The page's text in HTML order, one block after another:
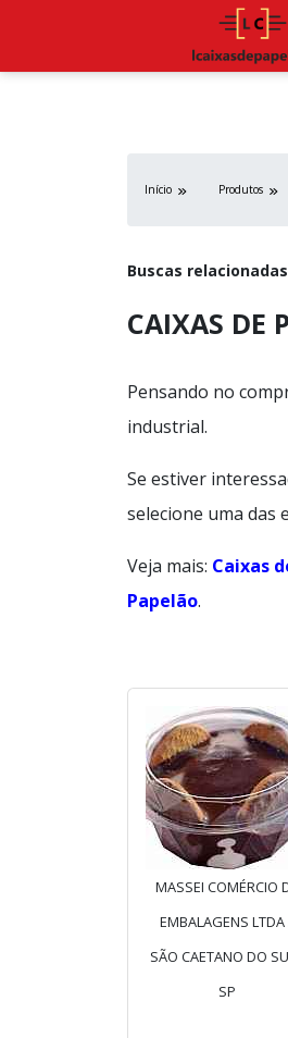
Início Produtos
Buscas
CAIXAS DE
Pensando no
industrial.
Se estiver
selecione uma das
Veja mais: Caixas
Papelão.
MASSEI COMÉRCIO
EMBALAGENS
SÃO CAETANO DO
SP